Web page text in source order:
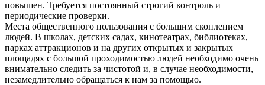
повышен. Требуется постоянный строгий контроль и
периодические проверки.
Места общественного пользования с большим скоплением
людей. В школах, детских садах, кинотеатрах, библиотеках,
парках аттракционов и на других открытых и закрытых
площадях с большой проходимостью людей необходимо очень
внимательно следить за чистотой и, в случае необходимости,
незамедлительно обращаться к нам за помощью.